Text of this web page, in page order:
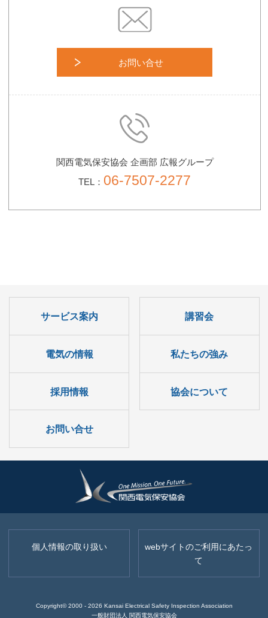
お問い合せ
関西電気保安協会 企画部 広報グループ
TEL： 06-7507-2277
サービス案内 講習会
電気の情報 私たちの強み
採用情報 協会について
お問い合せ
個人情報の取り扱い
webサイトのご利用にあたっ
て
Copyright© 2000 - 2026 Kansai Electrical Safety Inspection Association
一般財団法人 関西電気保安協会